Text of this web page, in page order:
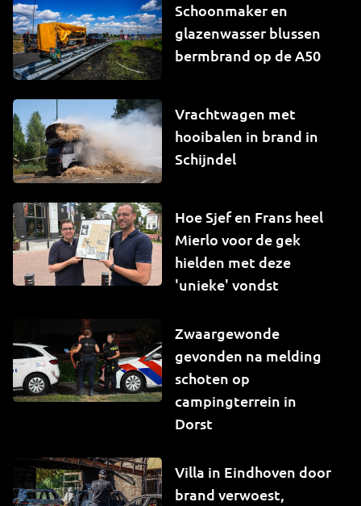
Schoonmaker en
glazenwasser blussen
bermbrand op de A50
Vrachtwagen met
hooibalen in brand in
Schijndel
Hoe Sjef en Frans heel
Mierlo voor de gek
hielden met deze
'unieke' vondst
Zwaargewonde
gevonden na melding
schoten op
campingterrein in
Dorst
Villa in Eindhoven door
brand verwoest,